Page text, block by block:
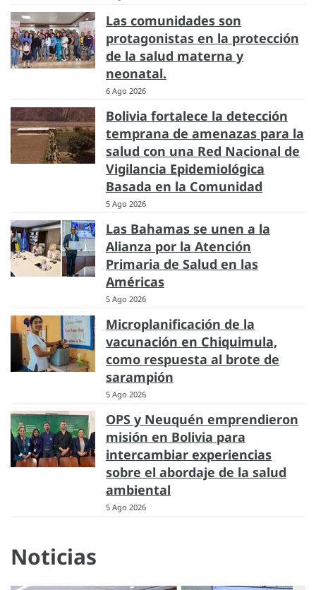
Las comunidades son
protagonistas en la protección
de la salud materna y
neonatal.
6 Ago 2026
Bolivia fortalece la detección
temprana de amenazas para la
salud con una Red Nacional de
Vigilancia Epidemiológica
Basada en la Comunidad
5 Ago 2026
Las Bahamas se unen a la
Alianza por la Atención
Primaria de Salud en las
Américas
5 Ago 2026
Microplanificación de la
vacunación en Chiquimula,
como respuesta al brote de
sarampión
5 Ago 2026
OPS y Neuquén emprendieron
misión en Bolivia para
intercambiar experiencias
sobre el abordaje de la salud
ambiental
5 Ago 2026
Noticias